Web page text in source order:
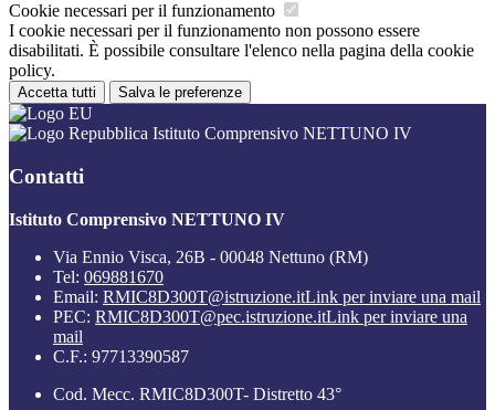
Cookie necessari per il funzionamento
I cookie necessari per il funzionamento non possono essere
disabilitati. È possibile consultare l'elenco nella pagina della cookie
policy.
Accetta tutti Salva le preferenze
Istituto Comprensivo NETTUNO IV
Contatti
Istituto Comprensivo NETTUNO IV
Via Ennio Visca, 26B - 00048 Nettuno (RM)
Tel: 069881670
Email: RMIC8D300T@istruzione.itLink per inviare una mail
PEC: RMIC8D300T@pec.istruzione.itLink per inviare una
mail
C.F.: 97713390587
Cod. Mecc. RMIC8D300T- Distretto 43°